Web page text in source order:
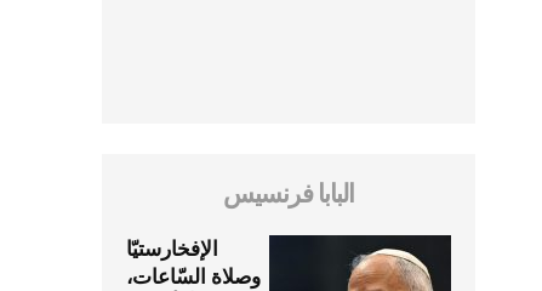
البابا فرنسيس
الإفخارستيّا
وصلاة السّاعات،